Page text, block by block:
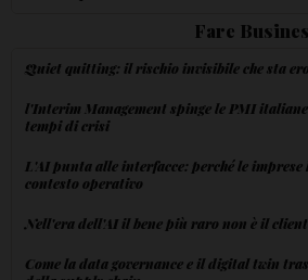
Fare
Quiet quitting: il rischio invisibile che sta
l'Interim Management spinge le PMI
tempi di crisi
L'AI punta alle interfacce: perché le imprese
contesto operativo
Nell'era dell'AI il bene più raro non è il
Come la data governance e il digital twin